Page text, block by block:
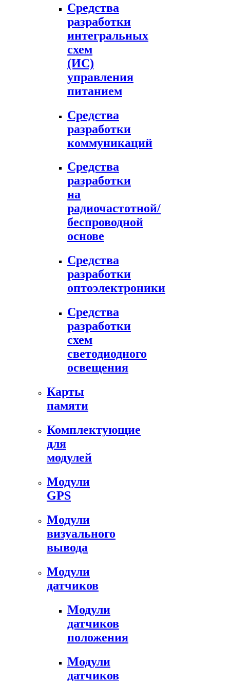
Средства
разработки
интегральных
схем
(ИС)
управления
питанием
Средства
разработки
коммуникаций
Средства
разработки
на
радиочастотной/
беспроводной
основе
Средства
разработки
оптоэлектроники
Средства
разработки
схем
светодиодного
освещения
Карты
памяти
Комплектующие
для
модулей
Модули
GPS
Модули
визуального
вывода
Модули
датчиков
Модули
датчиков
положения
Модули
датчиков